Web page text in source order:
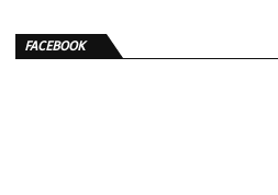
FACEBOOK